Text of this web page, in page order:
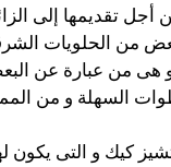
تقديمها إلى
من الحلويات
و هى من عبارة عن
السهلة و من
كيك و التى يكون